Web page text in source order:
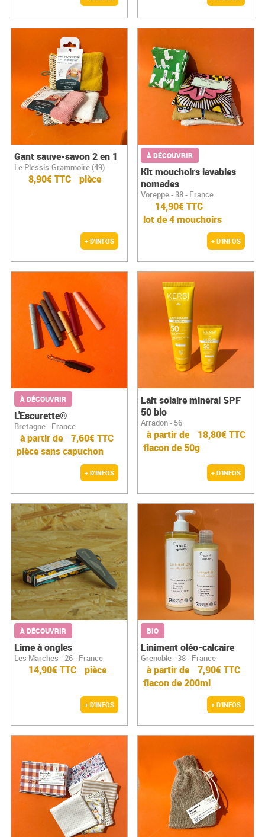
Gant sauve-savon 2 en 1
Le Plessis-Grammoire (49)
8,90€ TTC pièce
+ D'INFOS
À DÉCOUVRIR
Kit mouchoirs lavables
nomades
Voreppe - 38 - France
14,90€ TTC
lot de 4 mouchoirs
+ D'INFOS
À DÉCOUVRIR
L'Escurette®
Bretagne - France
à partir de
7,60€ TTC
pièce sans capuchon
+ D'INFOS
Lait solaire mineral SPF
50 bio
Arradon - 56
à partir de
18,80€ TTC
flacon de 50g
+ D'INFOS
À DÉCOUVRIR
Lime à ongles
Les Marches - 26 - France
14,90€ TTC pièce
+ D'INFOS
BIO
Liniment oléo-calcaire
Grenoble - 38 - France
à partir de
7,90€ TTC
flacon de 200ml
+ D'INFOS